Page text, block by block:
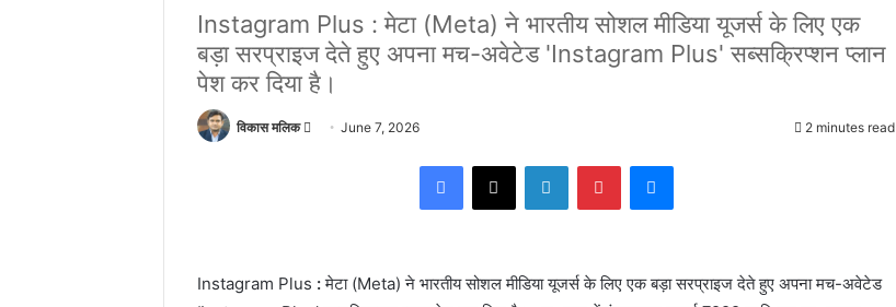
Instagram Plus : मेटा (Meta) ने भारतीय सोशल मीडिया यूजर्स के लिए एक
बड़ा सरप्राइज देते हुए अपना मच-अवेटेड 'Instagram Plus' सब्सक्रिप्शन प्लान
पेश कर दिया है।
विकास मलिक
e
June 7, 2026 2 minutes read
Facebook X LinkedIn Pinterest Messenger
Instagram Plus :मेटा (Meta) ने भारतीय सोशल मीडिया यूजर्स के लिए एक बड़ा सरप्राइज देते हुए अपना मच-अवेटेड